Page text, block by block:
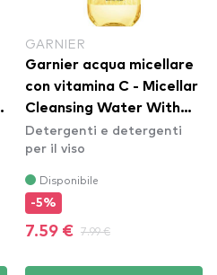
GARNIER
Garnier acqua micellare
con vitamina C - Micellar
Cleansing Water With
Vitamin C
Detergenti e detergenti
per il viso
Disponibile
-5%
7.59 € 7.99 €